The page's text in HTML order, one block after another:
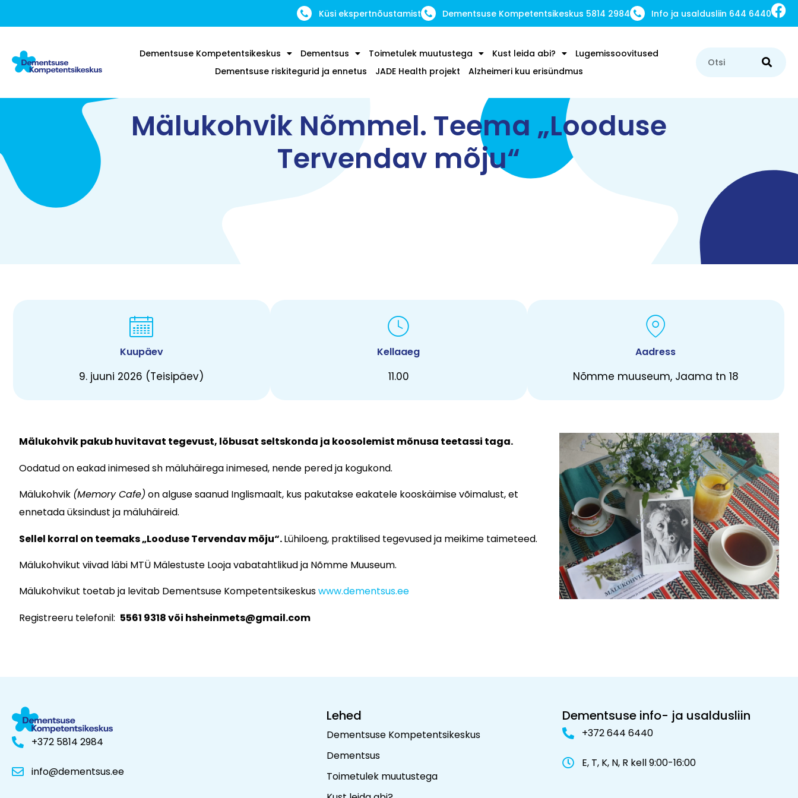
Info ja usaldusliin 644 6440
Dementsuse Kompetentsikeskus 5814 2984
Küsi ekspertnõustamist
Dementsuse Kompetentsikeskus Dementsus Toimetulek muutustega Kust leida abi?
Lugemissoovitused
Dementsuse riskitegurid ja ennetus
JADE Health projekt Alzheimeri kuu erisündmus
Mälukohvik Nõmmel. Teema „Looduse
Tervendav mõju“
Kuupäev
9. juuni 2026 (Teisipäev)
Kellaaeg
11.00
Aadress
Nõmme muuseum, Jaama tn 18
Mälukohvik pakub huvitavat tegevust, lõbusat seltskonda ja koosolemist mõnusa teetassi taga.
Oodatud on eakad inimesed sh mäluhäirega inimesed, nende pered ja kogukond.
Mälukohvik (Memory Cafe) on alguse saanud Inglismaalt, kus pakutakse eakatele kooskäimise võimalust, et
ennetada üksindust ja mäluhäireid.
Sellel korral on teemaks „Looduse Tervendav mõju“.Lühiloeng, praktilised tegevused ja meikime taimeteed.
Mälukohvikut viivad läbi MTÜ Mälestuste Looja vabatahtlikud ja Nõmme Muuseum.
Mälukohvikut toetab ja levitab Dementsuse Kompetentsikeskuswww.dementsus.ee
Registreeru telefonil: 5561 9318 või hsheinmets@gmail.com
+372 5814 2984
info@dementsus.ee
Lehed
Dementsuse Kompetentsikeskus
Dementsus
Toimetulek muutustega
Dementsuse info- ja usaldusliin
+372 644 6440
E, T, K, N, R kell 9:00-16:00